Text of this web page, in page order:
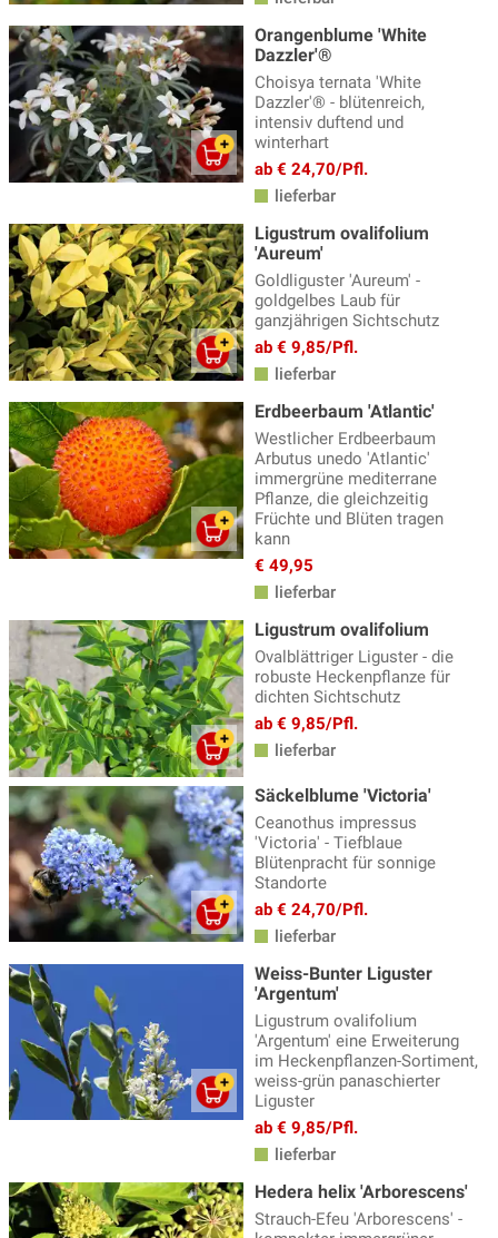
Orangenblume 'White
Dazzler'®
Choisya ternata 'White
Dazzler'® - blütenreich,
intensiv duftend und
winterhart
ab € 24,70/Pfl.
lieferbar
Ligustrum ovalifolium
'Aureum'
Goldliguster 'Aureum' -
goldgelbes Laub für
ganzjährigen Sichtschutz
ab € 9,85/Pfl.
lieferbar
Erdbeerbaum 'Atlantic'
Westlicher Erdbeerbaum
Arbutus unedo 'Atlantic'
immergrüne mediterrane
Pflanze, die gleichzeitig
Früchte und Blüten tragen
kann
€ 49,95
lieferbar
Ligustrum ovalifolium
Ovalblättriger Liguster - die
robuste Heckenpflanze für
dichten Sichtschutz
ab € 9,85/Pfl.
lieferbar
Säckelblume 'Victoria'
Ceanothus impressus
'Victoria' - Tiefblaue
Blütenpracht für sonnige
Standorte
ab € 24,70/Pfl.
lieferbar
Weiss-Bunter Liguster
'Argentum'
Ligustrum ovalifolium
'Argentum' eine Erweiterung
im Heckenpflanzen-Sortiment,
weiss-grün panaschierter
Liguster
ab € 9,85/Pfl.
lieferbar
Hedera helix 'Arborescens'
Strauch-Efeu 'Arborescens' -